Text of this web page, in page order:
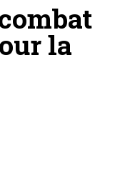
la